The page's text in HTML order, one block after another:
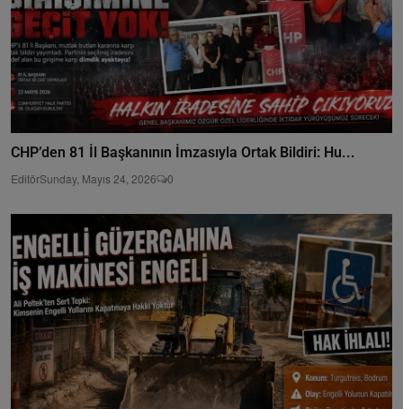
CHP’den 81 İl Başkanının İmzasıyla Ortak Bildiri: Hu...
EditörSunday, Mayıs 24, 2026 0